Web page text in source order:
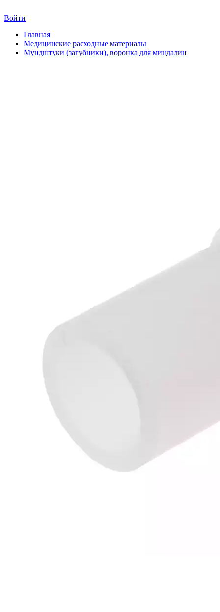
Войти
Главная
Медицинские расходные материалы
Мундштуки (загубники), воронка для миндалин